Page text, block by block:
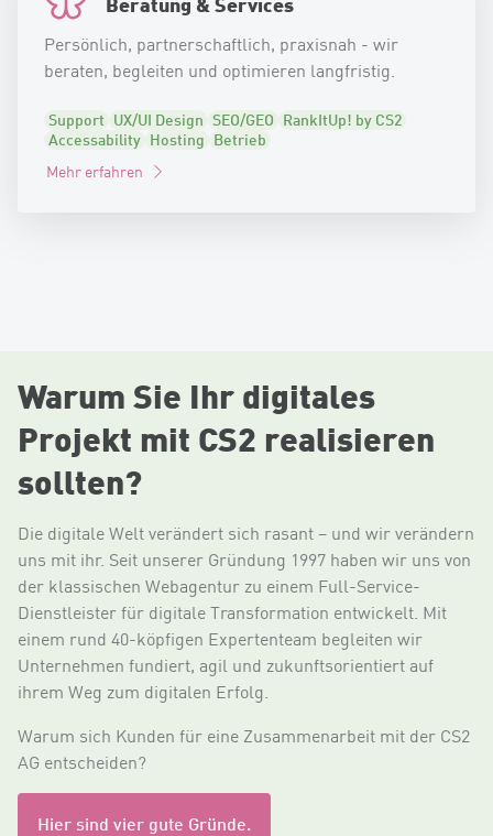
Persönlich, partnerschaftlich, praxisnah - wir
beraten, begleiten und optimieren langfristig.
Support UX/UI Design SEO/GEO RankItUp! by CS2
Accessability Hosting Betrieb
Mehr erfahren
Warum Sie Ihr digitales
Projekt mit CS2 realisieren
sollten?
Die digitale Welt verändert sich rasant – und wir verändern
uns mit ihr. Seit unserer Gründung 1997 haben wir uns von
der klassischen Webagentur zu einem Full-Service-
Dienstleister für digitale Transformation entwickelt. Mit
einem rund 40-köpfigen Expertenteam begleiten wir
Unternehmen fundiert, agil und zukunftsorientiert auf
ihrem Weg zum digitalen Erfolg.
Warum sich Kunden für eine Zusammenarbeit mit der CS2
AG entscheiden?
Hier sind vier gute Gründe.